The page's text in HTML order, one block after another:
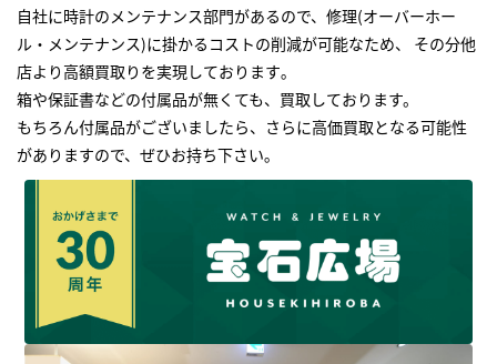
自社に時計のメンテナンス部門があるので、修理(オーバーホー
ル・メンテナンス)に掛かるコストの削減が可能なため、 その分他
店より高額買取りを実現しております｡
箱や保証書などの付属品が無くても、買取しております。
もちろん付属品がございましたら、さらに高価買取となる可能性
がありますので、ぜひお持ち下さい｡